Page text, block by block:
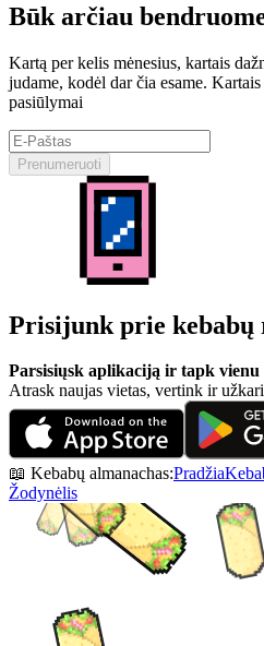
Būk arčiau
Kartą per kelis mėnesius, kartais
judame, kodėl dar čia esame.
pasiūlymai
Prenumeruoti
Prisijunk prie kebabų
Parsisiųsk aplikaciją ir tapk
Atrask naujas vietas, vertink ir
📖 Kebabų almanachas:Pradžia
Žodynėlis